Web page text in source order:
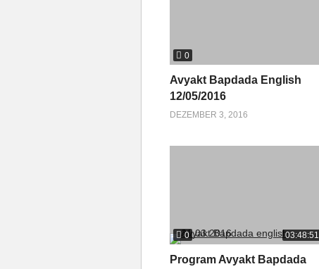
0
Avyakt Bapdada English
12/05/2016
DEZEMBER 3, 2016
0 03:48:51
Program Avyakt Bapdada